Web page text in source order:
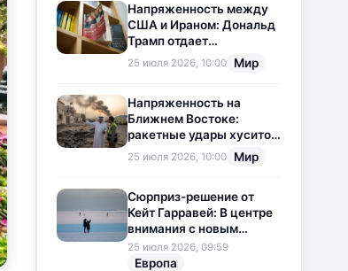
Напряженность между
США и Ираном: Дональд
Трамп отдает
предпочтение
дипломатии
25 июля 2026, 10:00 Мир
Напряженность на
Ближнем Востоке:
ракетные удары хуситов
по Саудовской Аравии
загоняют ситуацию в
25 июля 2026, 10:00 Мир
Сюрприз-решение от
Кейт Гарравей: В центре
внимания с новым
любовным
приключением
25 июля 2026, 09:59
Европа